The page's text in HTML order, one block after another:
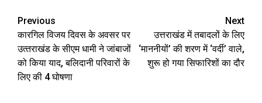
Continue
Reading
Previous
कारगिल विजय दिवस के अवसर पर
उत्‍तराखंड के सीएम धामी ने जांबाजों
को किया याद, बलिदानी परिवारों के
लिए की 4 घोषणा
Next
उत्तराखंड में तबादलों के लिए
‘माननीयों’ की शरण में ‘वर्दी’ वाले,
शुरू हो गया सिफारिशों का दौर